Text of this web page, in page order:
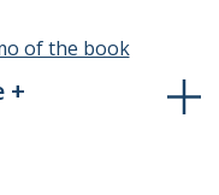
of the book
+